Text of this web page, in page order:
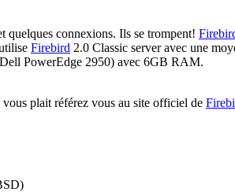
quelques connexions. Ils se trompent!
Firebird 2.0 Classic server avec une
PowerEdge 2950) avec 6GB RAM.
plait référez vous au site officiel de